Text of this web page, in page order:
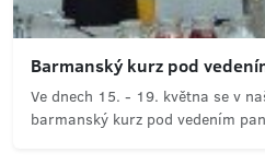
Barmanský kurz pod
Ve dnech 15. - 19. května se v
barmanský kurz pod vedením